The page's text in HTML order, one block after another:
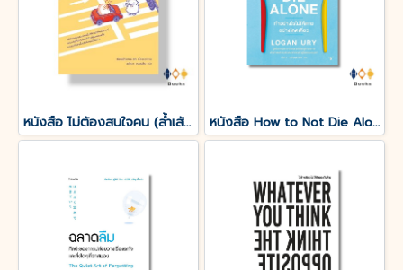
หนังสือ ไม่ต้องสนใจคน (ล้ำเส้น) แบบนั้นชีวิตฉันก็มีความสุข หนังสือ How to Not Die Alone ทำอย่างไรไม่ให้ตายอย่างโดดเดี่ยว